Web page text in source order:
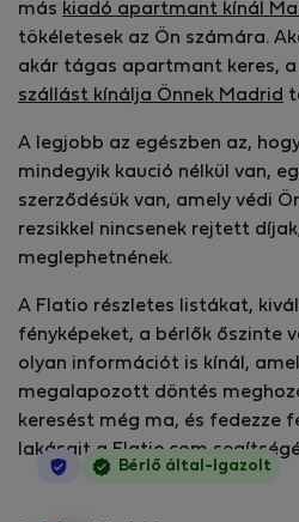
más kiadó apartmant kínál
tökéletesek az Ön számára.
akár tágas apartmant keres,
szállást kínálja Önnek Madrid
A legjobb az egészben az,
mindegyik kaució nélkül van,
szerződésük van, amely védi
rezsikkel nincsenek rejtett
meglephetnének.
A Flatio részletes listákat,
fényképeket, a bérlők őszinte
olyan információt is kínál,
megalapozott döntés
keresést még ma, és fedezze
lakásait a Flatio.com
StayProtection
Bérlő által-Igazolt